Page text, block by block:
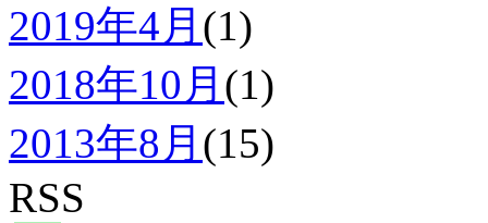
2019年4月 (1)
2018年10月 (1)
2013年8月 (15)
RSS